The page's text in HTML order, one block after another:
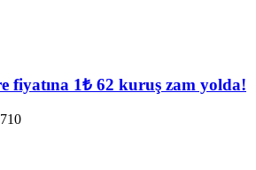
fiyatına 1₺ 62 kuruş zam yolda!